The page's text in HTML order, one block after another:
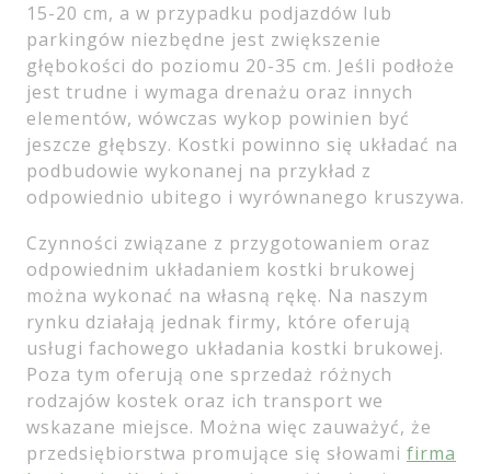
15-20 cm, a w przypadku podjazdów lub
parkingów niezbędne jest zwiększenie
głębokości do poziomu 20-35 cm. Jeśli podłoże
jest trudne i wymaga drenażu oraz innych
elementów, wówczas wykop powinien być
jeszcze głębszy. Kostki powinno się układać na
podbudowie wykonanej na przykład z
odpowiednio ubitego i wyrównanego kruszywa.
Czynności związane z przygotowaniem oraz
odpowiednim układaniem kostki brukowej
można wykonać na własną rękę. Na naszym
rynku działają jednak firmy, które oferują
usługi fachowego układania kostki brukowej.
Poza tym oferują one sprzedaż różnych
rodzajów kostek oraz ich transport we
wskazane miejsce. Można więc zauważyć, że
przedsiębiorstwa promujące się słowami firma